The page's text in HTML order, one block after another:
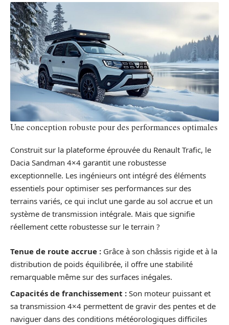
Une conception robuste pour des performances optimales
Construit sur la plateforme éprouvée du Renault Trafic, le
Dacia Sandman 4×4 garantit une robustesse
exceptionnelle. Les ingénieurs ont intégré des éléments
essentiels pour optimiser ses performances sur des
terrains variés, ce qui inclut une garde au sol accrue et un
système de transmission intégrale. Mais que signifie
réellement cette robustesse sur le terrain ?
Tenue de route accrue : Grâce à son châssis rigide et à la
distribution de poids équilibrée, il offre une stabilité
remarquable même sur des surfaces inégales.
Capacités de franchissement : Son moteur puissant et
sa transmission 4×4 permettent de gravir des pentes et de
naviguer dans des conditions météorologiques difficiles